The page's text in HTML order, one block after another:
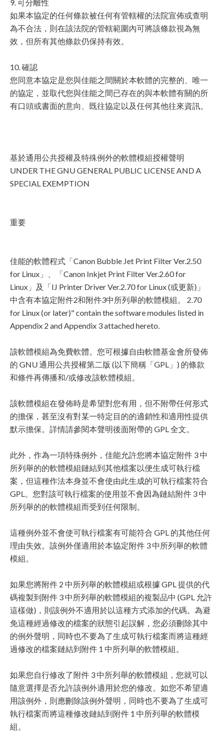
9. 可分離性
如果本協定的任何條款被任何有管轄權的法院宣佈或查明
為不合法，則在該法院的管轄範圍內可將該條款視為無
效，但所有其他條款仍保持有效。
10. 確認
您同意本協定是您與佳能之間關於本軟體的完整的、唯一
的協定，並取代您與佳能之間已存在的與本軟體有關的所
有口頭或書面的意向、既往協定以及任何其他往來資訊。
基於通用公共授權及特殊例外的軟體模組授權聲明
UNDER THE GNU GENERAL PUBLIC LICENSE AND A
SPECIAL EXEMPTION
重要
佳能的軟體程式「Canon Bubble Jet Print Filter Ver.2.50
for Linux」、「Canon Inkjet Print Filter Ver.2.60 for
Linux」及「IJ Printer Driver Ver.2.70 for Linux (或更新)」
中含有本協定附件2和附件3中所列舉的軟體模組。 2.70
for Linux (or later)" contain the software modules listed in
Appendix 2 and Appendix 3 attached hereto.
該軟體模組為免費軟體。您可根據自由軟體基金會所發佈
的 GNU 通用公共授權第二版 (以下簡稱「GPL」) 的條款
和條件再傳播和/或修改該軟體模組。
該軟體模組在發佈時是希望對您有用，但不附帶任何形式
的擔保，甚至沒有對某一特定目的的適銷性和適用性提供
默示擔保。詳情請參閱本聲明後面附帶的 GPL 全文。
此外，作為一項特殊例外，佳能允許您將本協定附件 3 中
所列舉的的軟體模組鏈結到其他檔案以便生成可執行檔
案，但這種作法本身並不會使由此生成的可執行檔案符合
GPL。您對該可執行檔案的使用並不會因為鏈結附件 3 中
所列舉的的軟體模組而受到任何限制。
這種例外並不會使可執行檔案有可能符合 GPL 的其他任何
理由失效。該例外僅適用於本協定附件 3 中所列舉的軟體
模組。
如果您將附件 2 中所列舉的軟體模組或根據 GPL 提供的代
碼複製到附件 3 中所列舉的軟體模組的複製品中 (GPL 允許
這樣做)，則該例外不適用於以這種方式添加的代碼。為避
免這種經過修改的檔案的狀態引起誤解，您必須刪除其中
的例外聲明，同時也不要為了生成可執行檔案而將這種經
過修改的檔案鏈結到附件 1 中所列舉的軟體模組。
如果您自行修改了附件 3 中所列舉的軟體模組，您就可以
隨意選擇是否允許該例外適用於您的修改。如您不希望適
用該例外，則應刪除該例外聲明，同時也不要為了生成可
執行檔案而將這種修改鏈結到附件 1 中所列舉的軟體模
組。